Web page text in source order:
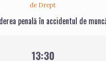
de Drept
penală în accidentul de
13:30